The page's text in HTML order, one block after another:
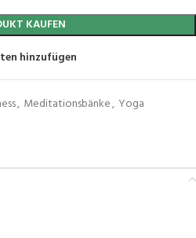
KAUFEN
hinzufügen
, Meditationsbänke, Yoga